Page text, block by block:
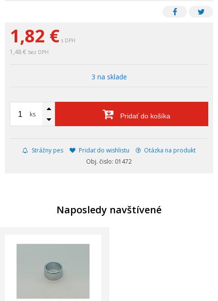
1,82 € s DPH
1,48 € bez DPH
3 na sklade
ks Pridať do košíka
Strážny pes Pridať do wishlistu
Otázka na produkt
Obj. čislo: 01472
Naposledy navštívené